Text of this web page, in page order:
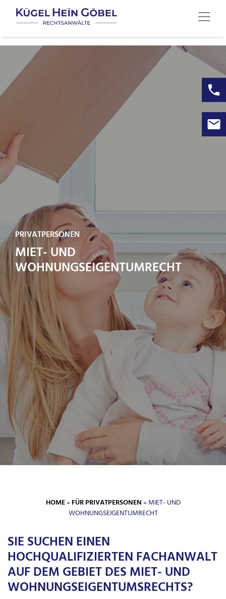
PRIVATPERSONEN
MIET- UND
WOHNUNGSEIGENTUMRECHT
HOME» FÜR PRIVATPERSONEN» MIET- UND
WOHNUNGSEIGENTUMRECHT
SIE SUCHEN EINEN
HOCHQUALIFIZIERTEN FACHANWALT
AUF DEM GEBIET DES MIET- UND
WOHNUNGSEIGENTUMSRECHTS?